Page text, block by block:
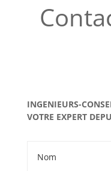
INGENIEURS-
VOTRE EXPERT